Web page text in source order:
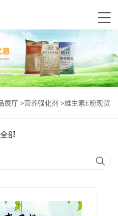
展厅 >营养强化剂 >维生素E粉现货
全部